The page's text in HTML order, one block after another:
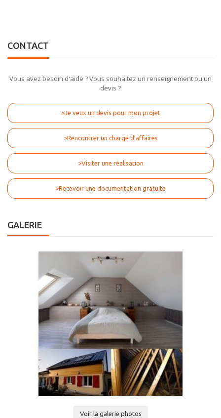
CONTACT
Vous avez besoin d'aide ? Vous souhaitez un renseignement ou un
devis ?
>Je veux un devis pour mon projet
>Rencontrer un chargé d'affaires
>Visiter une réalisation
>Recevoir une documentation gratuite
GALERIE
Voir la galerie photos